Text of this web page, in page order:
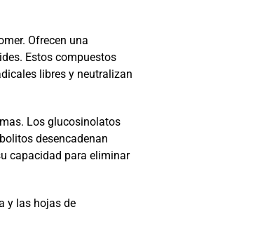
Ofrecen una
Estos compuestos
libres y neutralizan
Los glucosinolatos
desencadenan
capacidad para eliminar
y las hojas de